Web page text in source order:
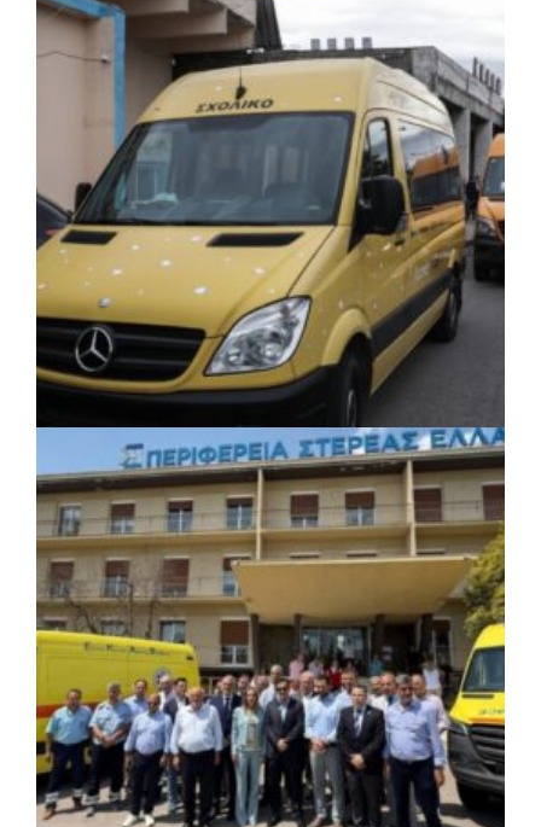
ΤΟΠΙΚΗ ΑΥΤΟΔΙΟΙΚΗΣΗ | 06/08/2026 · 17:35
Δήμος Ηλιούπολης: Εργασίες
αναβάθμισης στα αθλητικά κέντρα ενόψει
της νέας χρονιάς
06/08/2026 · 17:08
Περιφέρεια Κεντρικής Μακεδονίας: Λύση
για τη μεταφορά 16.500 μαθητών